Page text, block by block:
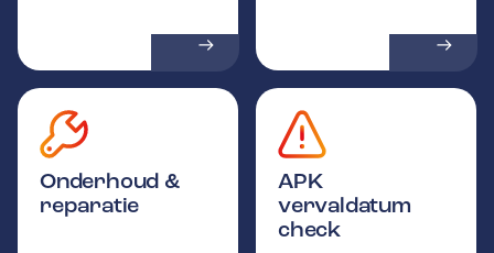
Onderhoud &
reparatie
APK
vervaldatum
check